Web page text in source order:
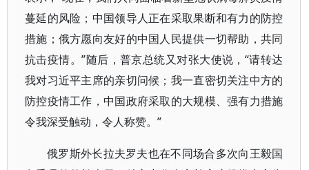
蔓延的风险；中国领导人正在采取果断和有力的防控
措施；俄方愿向友好的中国人民提供一切帮助，共同
抗击疫情。”随后，普京总统又对张大使说，“请转达
我对习近平主席的亲切问候；我一直密切关注中方的
防控疫情工作，中国政府采取的大规模、强有力措施
令我深受触动，令人称赞。”
俄罗斯外长拉夫罗夫也在不同场合多次向王毅国